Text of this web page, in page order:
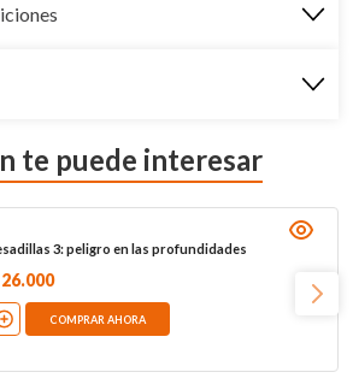
te puede interesar
3: peligro en las profundidades
26.000
COMPRAR AHORA